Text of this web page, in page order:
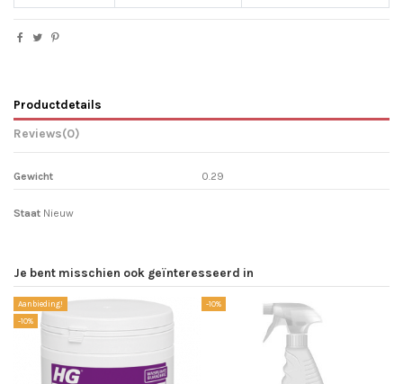
Productdetails
Reviews(0)
Gewicht 0.29
Staat Nieuw
Je bent misschien ook geïnteresseerd in
Aanbieding!
-10%
-10%